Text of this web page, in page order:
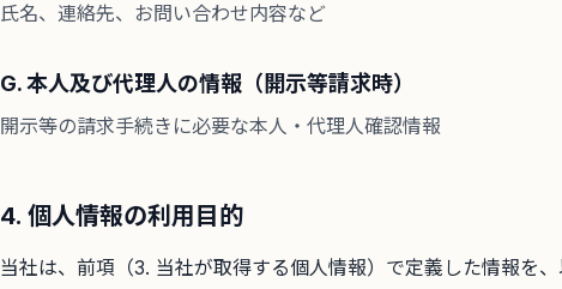
氏名、連絡先、お問い合わせ内容など
G. 本人及び代理人の情報（開示等請求時）
開示等の請求手続きに必要な本人・代理人確認情報
4. 個人情報の利用目的
当社は、前項（3. 当社が取得する個人情報）で定義した情報を、